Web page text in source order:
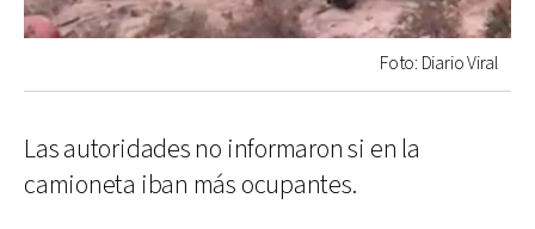
Foto: Diario Viral
Las autoridades no informaron si en la
camioneta iban más ocupantes.